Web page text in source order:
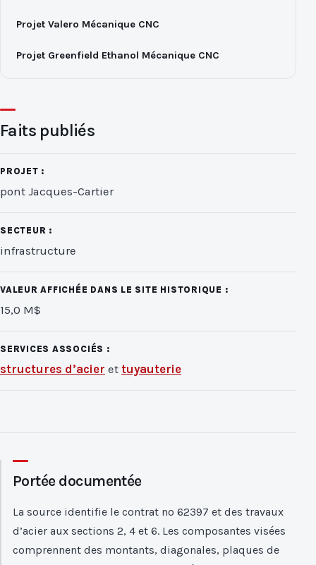
Faits publiés
PROJET :
pont Jacques-Cartier
SECTEUR :
infrastructure
VALEUR AFFICHÉE DANS LE SITE HISTORIQUE :
15,0 M$
SERVICES ASSOCIÉS :
structures d’acier et tuyauterie
Portée documentée
La source identifie le contrat no 62397 et des travaux
d’acier aux sections 2, 4 et 6. Les composantes visées
comprennent des montants, diagonales, plaques de
Projet Valero Mécanique CNC
Projet Greenfield Ethanol Mécanique CNC